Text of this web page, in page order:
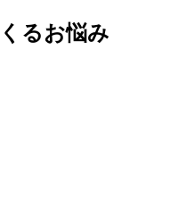
るお悩み